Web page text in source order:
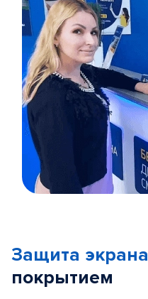
5
Защита экрана
покрытием